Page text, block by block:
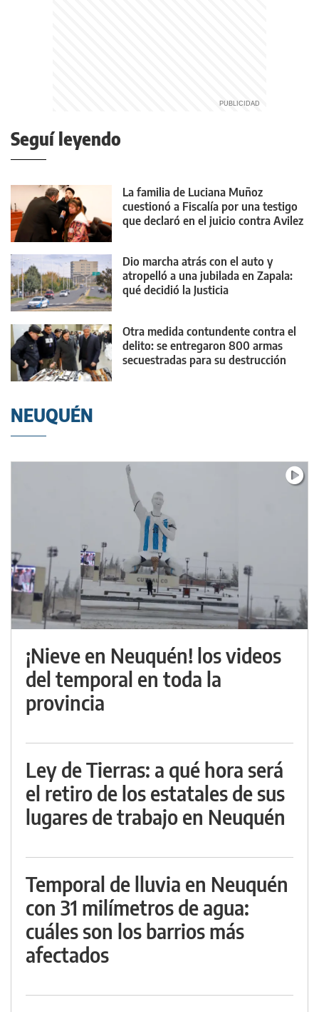
Seguí leyendo
La familia de Luciana Muñoz
cuestionó a Fiscalía por una testigo
que declaró en el juicio contra Avilez
Dio marcha atrás con el auto y
atropelló a una jubilada en Zapala:
qué decidió la Justicia
Otra medida contundente contra el
delito: se entregaron 800 armas
secuestradas para su destrucción
NEUQUÉN
¡Nieve en Neuquén! los videos
del temporal en toda la
provincia
Ley de Tierras: a qué hora será
el retiro de los estatales de sus
lugares de trabajo en Neuquén
Temporal de lluvia en Neuquén
con 31 milímetros de agua:
cuáles son los barrios más
afectados